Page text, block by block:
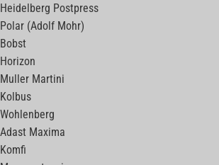
Heidelberg Postpress
Polar (Adolf Mohr)
Bobst
Horizon
Muller Martini
Kolbus
Wohlenberg
Adast Maxima
Komfi